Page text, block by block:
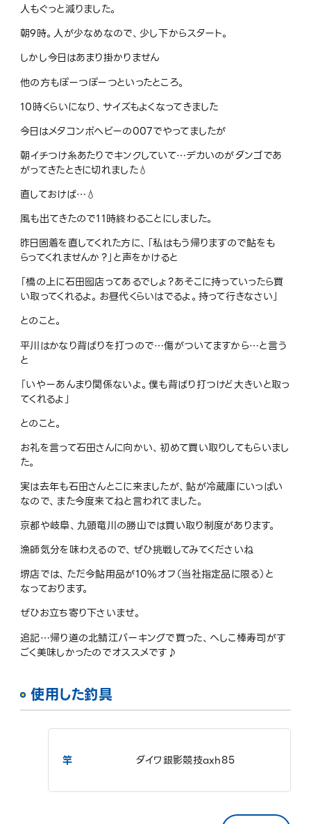
人もぐっと減りました。
朝9時。人が少なめなので、少し下からスタート。
しかし今日はあまり掛かりません
他の方もぽーつぽーつといったところ。
10時くらいになり、サイズもよくなってきました
今日はメタコンポヘビーの007でやってましたが
朝イチつけ糸あたりでキンクしていて…デカいのがダンゴであ
がってきたときに切れました💧
直しておけば…💧
風も出てきたので11時終わることにしました。
昨日固着を直してくれた方に、「私はもう帰りますので鮎をも
らってくれませんか？」と声をかけると
「橋の上に石田囮店ってあるでしょ？あそこに持っていったら買
い取ってくれるよ。お昼代くらいはでるよ。持って行きなさい」
とのこと。
平川はかなり背ばりを打つので…傷がついてますから…と言う
と
「いやーあんまり関係ないよ。僕も背ばり打つけど大きいと取っ
てくれるよ」
とのこと。
お礼を言って石田さんに向かい、初めて買い取りしてもらいまし
た。
実は去年も石田さんとこに来ましたが、鮎が冷蔵庫にいっぱい
なので、また今度来てねと言われてました。
京都や岐阜、九頭竜川の勝山では買い取り制度があります。
漁師気分を味わえるので、ぜひ挑戦してみてくださいね
堺店では、ただ今鮎用品が10%オフ（当社指定品に限る）と
なっております。
ぜひお立ち寄り下さいませ。
追記…帰り道の北鯖江パーキングで買った、へしこ棒寿司がす
ごく美味しかったのでオススメです♪
使用した釣具
竿 ダイワ銀影競技axh85